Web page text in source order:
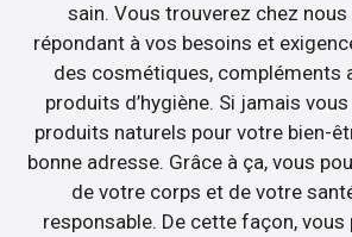
sain. Vous trouverez chez
répondant à vos besoins et
des cosmétiques, compléments
produits d’hygiène. Si jamais
produits naturels pour votre bien-
bonne adresse. Grâce à ça, vous
de votre corps et de votre
responsable. De cette façon,